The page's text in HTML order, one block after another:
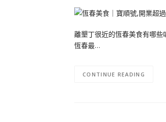
離墾丁很近的恆春美食有哪
恆春最…
CONTINUE READING